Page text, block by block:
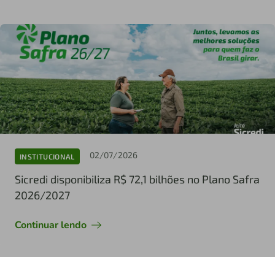
INSTITUCIONAL 02/07/2026
Sicredi disponibiliza R$ 72,1 bilhões no Plano Safra
2026/2027
Continuar lendo